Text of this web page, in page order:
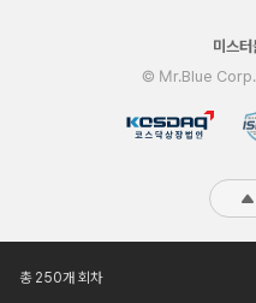
총 250개 회차
미스
© Mr.Blue